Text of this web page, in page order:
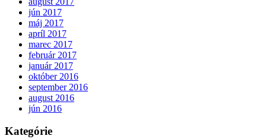
jún 2017
máj 2017
apríl 2017
marec 2017
február 2017
január 2017
október 2016
september 2016
august 2016
jún 2016
Kategórie